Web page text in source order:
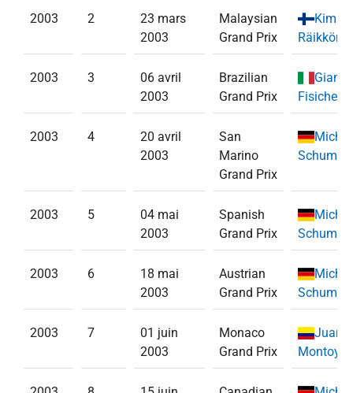
2003 2
23 mars
2003
Malaysian
Grand Prix
Kimi
2003 3
06 avril
2003
Brazilian
Grand Prix
Fisichella
2003 4
20 avril
2003
San
Marino
Grand Prix
2003 5
04 mai
2003
Spanish
Grand Prix
2003 6
18 mai
2003
Austrian
Grand Prix
2003 7
01 juin
2003
Monaco
Grand Prix
Juan
Montoya